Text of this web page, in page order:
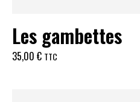
Les gambettes
35,00 € TTC